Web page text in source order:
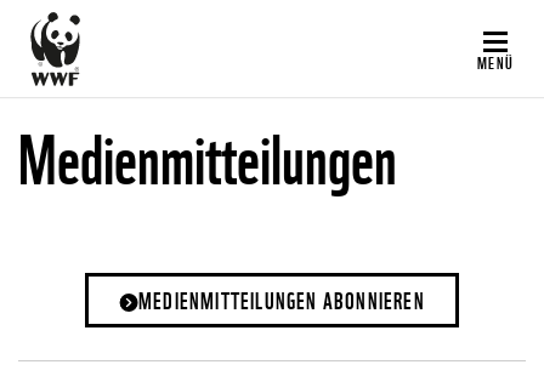
Direkt
zum
Inhalt
MENÜ
Medienmitteilungen
MEDIENMITTEILUNGEN ABONNIEREN